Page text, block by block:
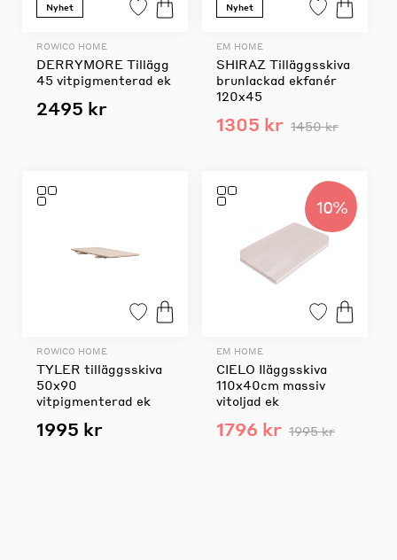
Nyhet
ROWICO HOME
DERRYMORE Tillägg
45 vitpigmenterad ek
2495 kr
Nyhet
EM HOME
SHIRAZ Tilläggsskiva
brunlackad ekfanér
120x45
1305 kr 1450 kr
ROWICO HOME
TYLER tilläggsskiva
50x90
vitpigmenterad ek
1995 kr
10%
EM HOME
CIELO Iläggsskiva
110x40cm massiv
vitoljad ek
1796 kr 1995 kr